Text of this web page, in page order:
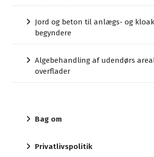
Jord og beton til anlægs- og
begyndere
Algebehandling af udendørs
overflader
Bag om
Privatlivspolitik